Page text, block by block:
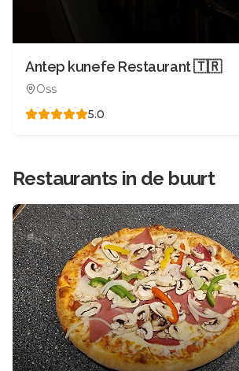
Antep kunefe Restaurant 🇹🇷
Oss
5.0
Restaurants in de buurt